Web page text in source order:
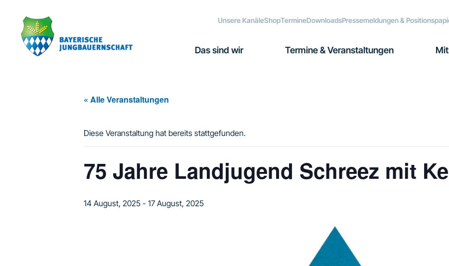
Hauptnavigation
springen
springen
Fußzeile
springen
Unsere KanäleShopTermineDownloadsPressemeldungen &
Das sind wir Termine & Veranstaltungen
« Alle Veranstaltungen
Diese Veranstaltung hat bereits stattgefunden.
75 Jahre Landjugend Schreez mit
14 August, 2025 - 17 August, 2025